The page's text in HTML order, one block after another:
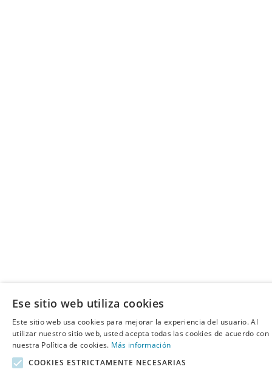
Ese sitio web utiliza cookies
Este sitio web usa cookies para mejorar la experiencia del usuario. Al
utilizar nuestro sitio web, usted acepta todas las cookies de acuerdo con
nuestra Política de cookies. Más información
COOKIES ESTRICTAMENTE NECESARIAS